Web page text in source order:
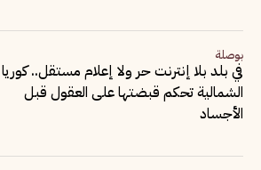
بوصلة
في بلد بلا إنترنت حر ولا إعلام مستقل.. كوريا
الشمالية تحكم قبضتها على العقول قبل
الأجساد